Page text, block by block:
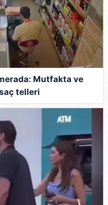
Mutfakta ve
telleri